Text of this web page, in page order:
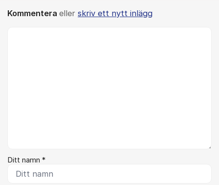
Kommentera eller skriv ett nytt inlägg
Ditt namn *